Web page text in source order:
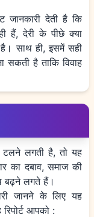
जानकारी देती है कि
हैं, देरी के पीछे क्या
साथ ही, इसमें सही
सकती है ताकि विवाह
टलने लगती है, तो यह
का दबाव, समाज की
बढ़ने लगते हैं।
जानने के लिए यह
आपको :